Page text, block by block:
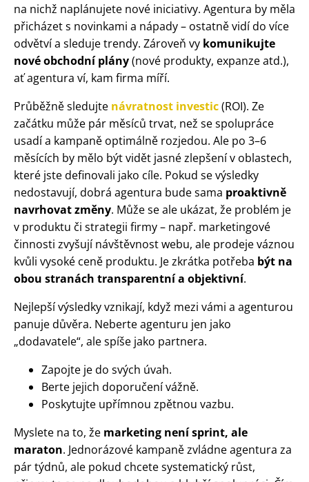
na nichž naplánujete nové iniciativy. Agentura by měla
přicházet s novinkami a nápady – ostatně vidí do více
odvětví a sleduje trendy. Zároveň vy komunikujte
nové obchodní plány(nové produkty, expanze atd.),
ať agentura ví, kam firma míří.
Průběžně sledujte návratnost investic(ROI). Ze
začátku může pár měsíců trvat, než se spolupráce
usadí a kampaně optimálně rozjedou. Ale po 3–6
měsících by mělo být vidět jasné zlepšení v oblastech,
které jste definovali jako cíle. Pokud se výsledky
nedostavují, dobrá agentura bude sama proaktivně
navrhovat změny. Může se ale ukázat, že problém je
v produktu či strategii firmy – např. marketingové
činnosti zvyšují návštěvnost webu, ale prodeje váznou
kvůli vysoké ceně produktu. Je zkrátka potřeba být na
obou stranách transparentní a objektivní.
Nejlepší výsledky vznikají, když mezi vámi a agenturou
panuje důvěra. Neberte agenturu jen jako
„dodavatele“, ale spíše jako partnera.
Zapojte je do svých úvah.
Berte jejich doporučení vážně.
Poskytujte upřímnou zpětnou vazbu.
Myslete na to, že marketing není sprint, ale
maraton. Jednorázové kampaně zvládne agentura za
pár týdnů, ale pokud chcete systematický růst,